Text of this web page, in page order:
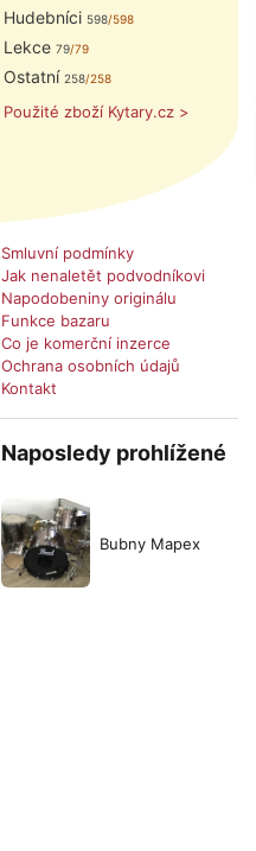
Hudebníci 598/598
Lekce 79/79
Ostatní 258/258
Použité zboží Kytary.cz >
Smluvní podmínky
Jak nenaletět podvodníkovi
Napodobeniny originálu
Funkce bazaru
Co je komerční inzerce
Ochrana osobních údajů
Kontakt
Naposledy prohlížené
Bubny Mapex